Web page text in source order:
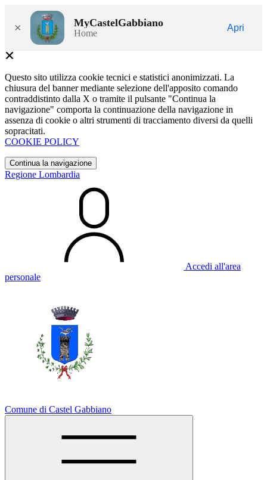
× MyCastelGabbiano
Home
Apri
Questo sito utilizza cookie tecnici e statistici anonimizzati. La
chiusura del banner mediante selezione dell'apposito comando
contraddistinto dalla X o tramite il pulsante "Continua la
navigazione" comporta la continuazione della navigazione in
assenza di cookie o altri strumenti di tracciamento diversi da quelli
sopracitati.
COOKIE POLICY
Continua la navigazione
Regione Lombardia
Accedi all'area
personale
Comune di Castel Gabbiano